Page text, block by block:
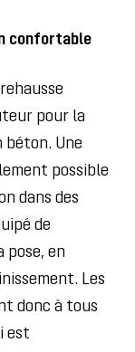
confortable
pour la
béton. Une
possible
dans des
de
pose, en
Les
donc à tous
est